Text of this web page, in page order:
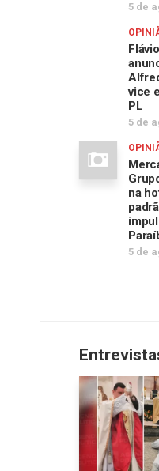
5 de
vice
PL
5 de
na
5 de